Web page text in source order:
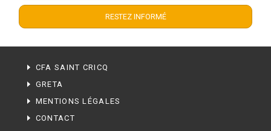
CFA SAINT CRICQ
GRETA
MENTIONS LÉGALES
CONTACT